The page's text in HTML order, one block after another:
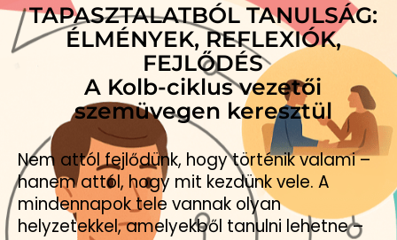
TAPASZTALATBÓL TANULSÁG:
ÉLMÉNYEK, REFLEXIÓK,
FEJLŐDÉS
A Kolb-ciklus vezetői
szemüvegen keresztül
Nem attól fejlődünk, hogy történik valami –
hanem attól, hogy mit kezdünk vele. A
mindennapok tele vannak olyan
helyzetekkel, amelyekből tanulni lehetne –